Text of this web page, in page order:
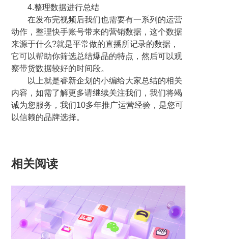
4.整理数据进行总结
在发布完视频后我们也需要有一系列的运营
动作，整理快手账号带来的营销数据，这个数据
来源于什么?就是平常做的直播所记录的数据，
它可以帮助你筛选总结爆品的特点，然后可以观
察带货数据较好的时间段。
以上就是睿新企划的小编给大家总结的相关
内容，如需了解更多请继续关注我们，我们将竭
诚为您服务，我们10多年推广运营经验，是您可
以信赖的品牌选择。
相关阅读